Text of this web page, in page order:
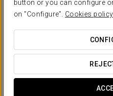
button or you can configure
on "Configure". Cookies policy